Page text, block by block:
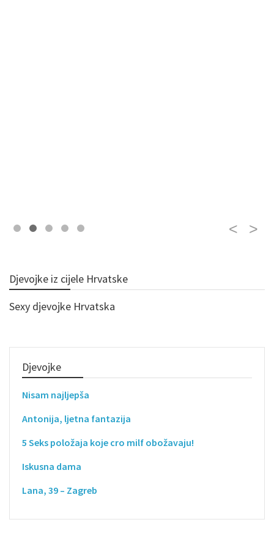
Djevojke iz cijele Hrvatske
Sexy djevojke Hrvatska
Djevojke
Nisam najljepša
Antonija, ljetna fantazija
5 Seks položaja koje cro milf obožavaju!
Iskusna dama
Lana, 39 – Zagreb